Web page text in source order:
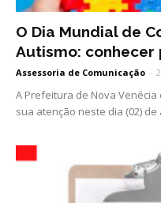
O Dia Mundial de
Autismo:
Assessoria de Comunicação -
A Prefeitura de Nova
sua atenção neste dia (02) de